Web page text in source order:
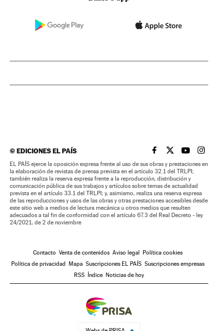
©EDICIONES EL PAÍS EL PAÍS BRASIL EN
EL PAÍSEL PAÍS
EL
EL PAÍS ejerce la oposición expresa frente al uso de sus obras y prestaciones en
la elaboración de revistas de prensa prevista en el artículo 32.1 del TRLPI;
también realiza la reserva expresa frente a la reproducción, distribución y
comunicación pública de sus trabajos y artículos sobre temas de actualidad
prevista en el artículo 33.1 del TRLPI; y, asimismo, realiza una reserva expresa
de las reproducciones y usos de las obras y otras prestaciones accesibles desde
este sitio web a medios de lectura mecánica u otros medios que resulten
adecuados a tal fin de conformidad con el artículo 67.3 del Real Decreto - ley
24/2021, de 2 de noviembre
Contacto Venta de contenidos Aviso legal
Política cookies
Política de privacidad
Mapa Suscripciones EL PAÍS Suscripciones empresas
RSS
Índice Noticias de hoy